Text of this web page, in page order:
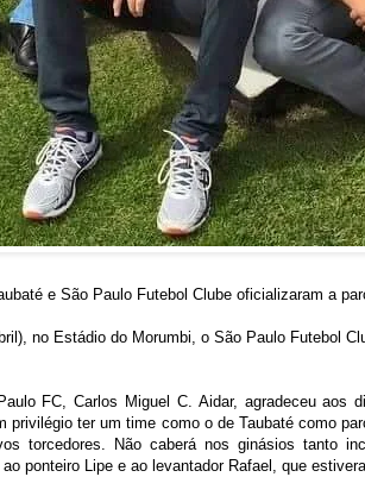
e São Paulo Futebol Clube oficializaram a
no Estádio do Morumbi, o São Paulo Futebol
FC, Carlos Miguel C. Aidar, agradeceu aos
privilégio ter um time como o de Taubaté como
torcedores. Não caberá nos ginásios tanto
ponteiro Lipe e ao levantador Rafael, que